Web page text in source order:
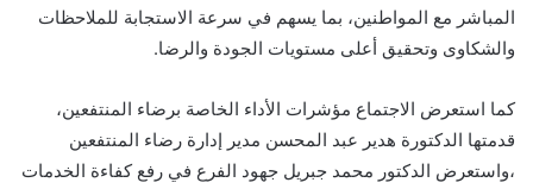
المباشر مع المواطنين، بما يسهم في سرعة الاستجابة للملاحظات
والشكاوى وتحقيق أعلى مستويات الجودة والرضا.
كما استعرض الاجتماع مؤشرات الأداء الخاصة برضاء المنتفعين،
قدمتها الدكتورة هدير عبد المحسن مدير إدارة رضاء المنتفعين
،واستعرض الدكتور محمد جبريل جهود الفرع في رفع كفاءة الخدمات